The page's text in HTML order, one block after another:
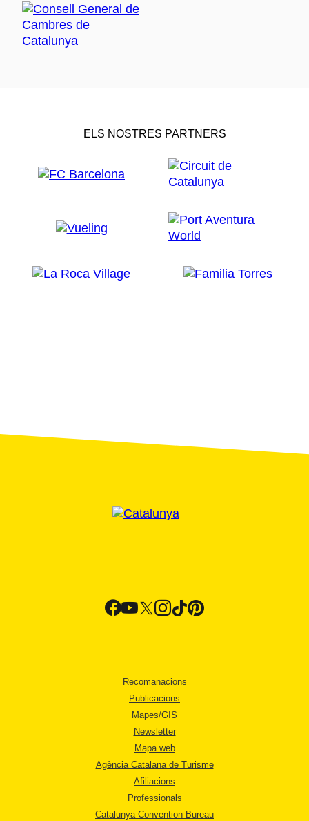
ELS NOSTRES PARTNERS
Recomanacions
Publicacions
Mapes/GIS
Newsletter
Mapa web
Agència Catalana de Turisme
Afiliacions
Professionals
Catalunya Convention Bureau